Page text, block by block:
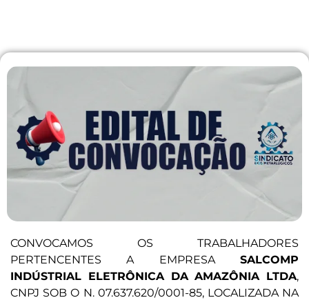
CONVOCAMOS OS TRABALHADORES
PERTENCENTES A EMPRESA SALCOMP
INDÚSTRIAL ELETRÔNICA DA AMAZÔNIA LTDA,
CNPJ SOB O N. 07.637.620/0001-85, LOCALIZADA NA